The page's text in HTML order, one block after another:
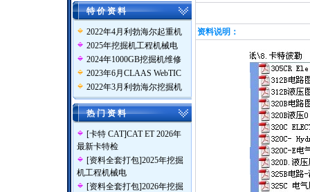
特 价 资 料
2022年4月利勃海尔起重机
2025年挖掘机工程机械电
2024年1000GB挖掘机维修
2023年6月CLAAS WebTIC
2022年3月利勃海尔挖掘机
热 门 资 料
[卡特 CAT]CAT ET 2026年
最新卡特检
[资料全套打包]2025年挖掘
机工程机械电
[资料全套打包]2026年挖掘
资料说明：